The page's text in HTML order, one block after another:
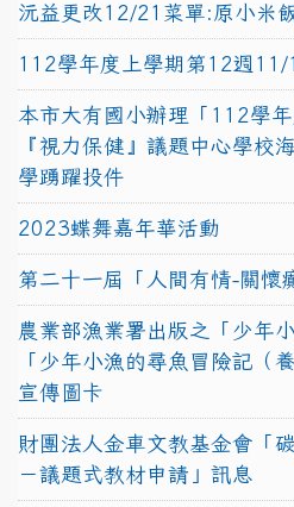
沅益更改12/21菜單:原小米
112學年度上學期第12週
本市大有國小辦理「112學
『視力保健』議題中心學校
學踴躍投件
2023蝶舞嘉年華活動
第二十一屆「人間有情-關懷
農業部漁業署出版之「少年
「少年小漁的尋魚冒險記（
宣傳圖卡
財團法人金車文教基金會「
－議題式教材申請」訊息